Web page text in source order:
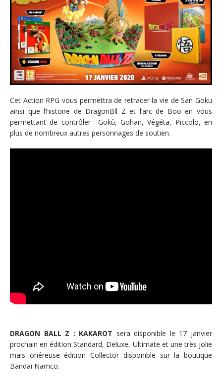
Cet Action RPG vous permettra de retracer la vie de San Goku
ainsi que l’histoire de DragonBll Z et l’arc de Boo en vous
permettant de contrôler Gokû, Gohan, Végéta, Piccolo, en
plus de nombreux autres personnages de soutien.
DRAGON BALL Z : KAKAROT sera disponible le 17 janvier
prochain en édition Standard, Deluxe, Ultimate et une très jolie
mais onéreuse édition Collector disponible sur la boutique
Bandai Namco.